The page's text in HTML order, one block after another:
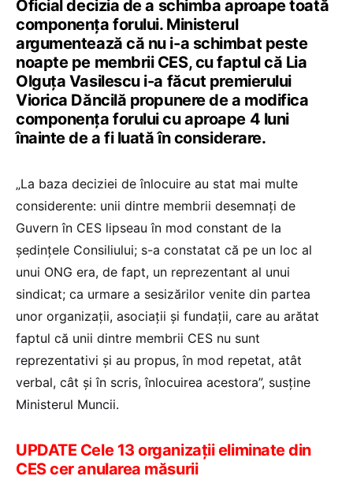
Oficial decizia de a schimba aproape toată
componența forului. Ministerul
argumentează că nu i-a schimbat peste
noapte pe membrii CES, cu faptul că Lia
Olguța Vasilescu i-a făcut premierului
Viorica Dăncilă propunere de a modifica
componența forului cu aproape 4 luni
înainte de a fi luată în considerare.
„La baza deciziei de înlocuire au stat mai multe
considerente: unii dintre membrii desemnați de
Guvern în CES lipseau în mod constant de la
ședințele Consiliului; s-a constatat că pe un loc al
unui ONG era, de fapt, un reprezentant al unui
sindicat; ca urmare a sesizărilor venite din partea
unor organizații, asociații și fundații, care au arătat
faptul că unii dintre membrii CES nu sunt
reprezentativi și au propus, în mod repetat, atât
verbal, cât și în scris, înlocuirea acestora”, susține
Ministerul Muncii.
UPDATE Cele 13 organizații eliminate din
CES cer anularea măsurii